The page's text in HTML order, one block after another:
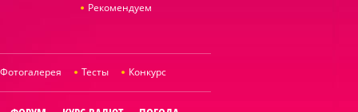
Рекомендуем
Фотогалерея Тесты Конкурс